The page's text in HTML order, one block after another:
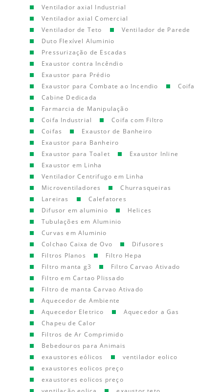
Ventilador axial Industrial
Ventilador axial Comercial
Ventilador de Teto
Ventilador de Parede
Duto Flexível Aluminio
Pressurização de Escadas
Exaustor contra Incêndio
Exaustor para Prédio
Exaustor para Combate ao Incendio
Coifa
Cabine Dedicada
Farmarcia de Manipulação
Coifa Industrial
Coifa com Filtro
Coifas
Exaustor de Banheiro
Exaustor para Banheiro
Exaustor para Toalet
Exaustor Inline
Exaustor em Linha
Ventilador Centrifugo em Linha
Microventiladores
Churrasqueiras
Lareiras
Calefatores
Difusor em aluminio
Helices
Tubulações em Aluminio
Curvas em Aluminio
Colchao Caixa de Ovo
Difusores
Filtros Planos
Filtro Hepa
Filtro manta g3
Filtro Carvao Ativado
Filtro em Cartao Plissado
Filtro de manta Carvao Ativado
Aquecedor de Ambiente
Aquecedor Eletrico
Aquecedor a Gas
Chapeu de Calor
Filtros de Ar Comprimido
Bebedouros para Animais
exaustores eólicos
ventilador eolico
exaustores eolicos preço
exaustores eolicos preço